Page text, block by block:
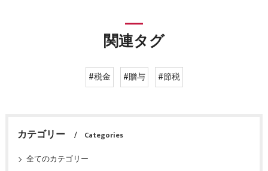
関連タグ
#税金 #贈与 #節税
カテゴリー
Categories
全てのカテゴリー